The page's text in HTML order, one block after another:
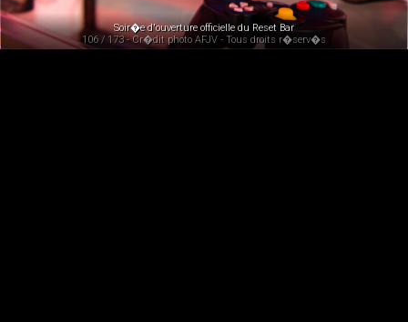
Soir�e d'ouverture officielle du Reset Bar
106 / 173 - Cr�dit photo AFJV - Tous droits r�serv�s